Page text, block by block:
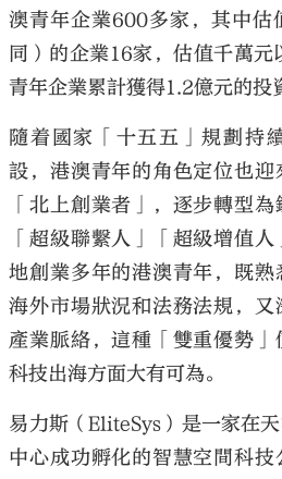
澳青年企業600多家，其中估
同）的企業16家，估值千萬
青年企業累計獲得1.2億元的投
隨着國家「十五五」規劃持
設，港澳青年的角色定位也
「北上創業者」，逐步轉型
「超級聯繫人」「超級增值
地創業多年的港澳青年，既熟
海外市場狀況和法務法規，
產業脈絡，這種「雙重優勢
科技出海方面大有可為。
易力斯（EliteSys）是一家在
中心成功孵化的智慧空間科